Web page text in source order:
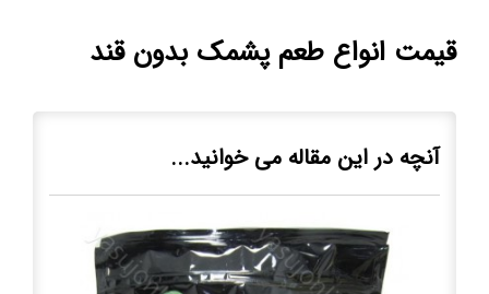
قیمت انواع طعم پشمک بدون قند
آنچه در این مقاله می خوانید...